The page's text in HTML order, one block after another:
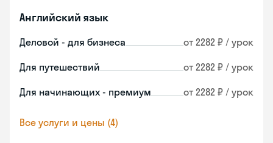
Английский язык
Деловой - для бизнеса от 2282 ₽ / урок
Для путешествий от 2282 ₽ / урок
Для начинающих - премиум от 2282 ₽ / урок
Все услуги и цены (4)